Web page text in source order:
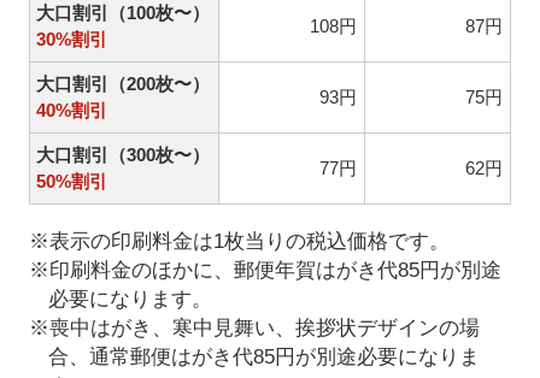
大口割引（100枚〜）
30%割引
108円 87円
大口割引（200枚〜）
40%割引
93円 75円
大口割引（300枚〜）
50%割引
77円 62円
※表示の印刷料金は1枚当りの税込価格です。
※印刷料金のほかに、郵便年賀はがき代85円が別途
必要になります。
※喪中はがき、寒中見舞い、挨拶状デザインの場
合、通常郵便はがき代85円が別途必要になりま